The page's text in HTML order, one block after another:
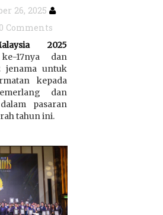
26, 2025
0 Comments
2025
17nya dan
jenama untuk
kepada
dan
pasaran
tahun ini.